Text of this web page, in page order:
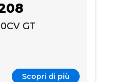
GT
Scopri di più